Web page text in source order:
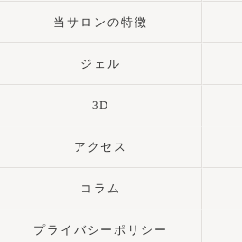
当サロンの特徴
ジェル
3D
アクセス
コラム
プライバシーポリシー